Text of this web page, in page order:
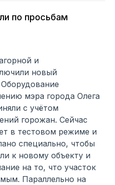
по просьбам
и
новый
мэра города Олега
с учётом
горожан. Сейчас
в тестовом режиме и
специально, чтобы
к новому объекту и
на то, что участок
Параллельно на